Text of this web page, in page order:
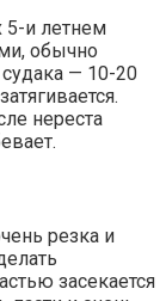
5-и летнем
обычно
судака — 10-20
нереста
резка и
засекается